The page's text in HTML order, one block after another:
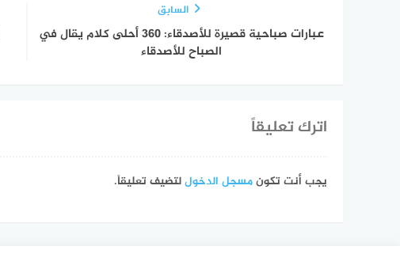
السابق
عبارات صباحية قصيرة للأصدقاء: 360 أحلى كلام يقال في
الصباح للأصدقاء
اترك تعليقاً
يجب أنت تكونمسجل الدخوللتضيف تعليقاً.